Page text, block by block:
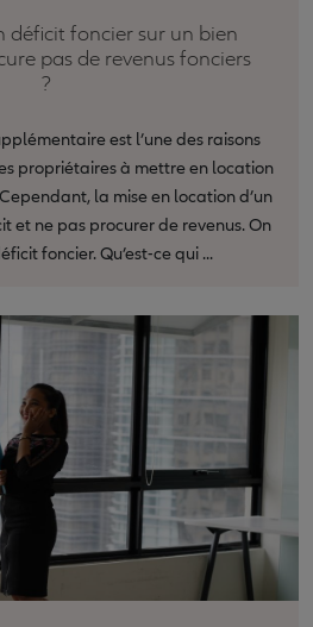
déficit foncier sur un bien
pas de revenus fonciers
?
est l’une des raisons
propriétaires à mettre en location
la mise en location d’un
et ne pas procurer de revenus. On
foncier. Qu’est-ce qui ...